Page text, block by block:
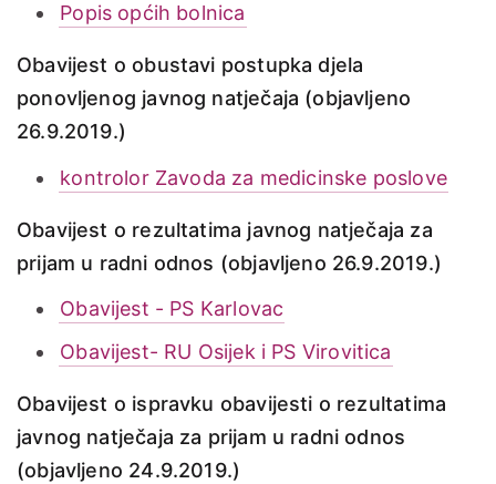
Popis općih bolnica
Obavijest o obustavi postupka djela
ponovljenog javnog natječaja (objavljeno
26.9.2019.)
kontrolor Zavoda za medicinske poslove
Obavijest o rezultatima javnog natječaja za
prijam u radni odnos (objavljeno 26.9.2019.)
Obavijest - PS Karlovac
Obavijest- RU Osijek i PS Virovitica
Obavijest o ispravku obavijesti o rezultatima
javnog natječaja za prijam u radni odnos
(objavljeno 24.9.2019.)